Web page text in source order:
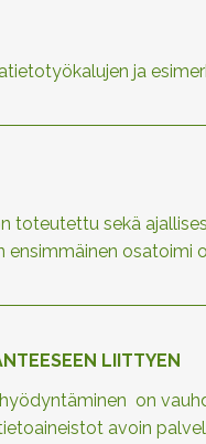
ja
toteutettu sekä
osatoimi
LIITTYEN
on
avoin